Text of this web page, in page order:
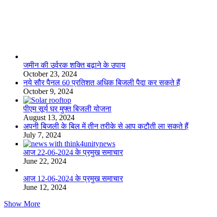
जमीन की उर्वरक शक्ति बढ़ाने के उपाय
October 23, 2024
नये सौर पैनल 60 प्रतिशत अधिक बिजली पैदा कर सकते हैं
October 9, 2024
पीएम सूर्य घर मुफ्त बिजली योजना
August 13, 2024
अपनी बिजली के बिल में तीन तरीके से आप कटौती ला सकते हैं
July 7, 2024
आज 22-06-2024 के प्रमुख समाचार
June 22, 2024
आज 12-06-2024 के प्रमुख समाचार
June 12, 2024
Show More